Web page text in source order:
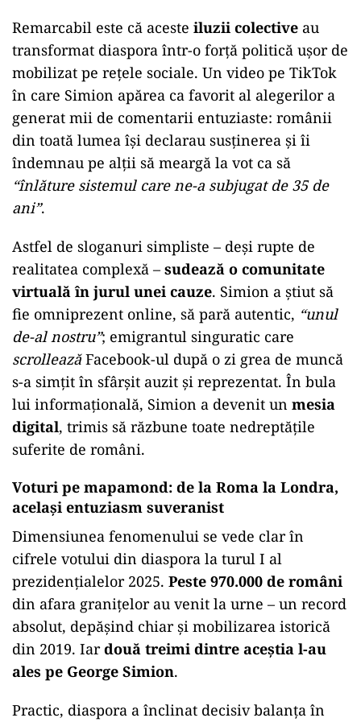
Remarcabil este că aceste iluzii colective au
transformat diaspora într-o forță politică ușor de
mobilizat pe rețele sociale. Un video pe TikTok
în care Simion apărea ca favorit al alegerilor a
generat mii de comentarii entuziaste: românii
din toată lumea își declarau susținerea și îi
îndemnau pe alții să meargă la vot ca să
“înlăture sistemul care ne-a subjugat de 35 de
ani”.
Astfel de sloganuri simpliste – deși rupte de
realitatea complexă – sudează o comunitate
virtuală în jurul unei cauze. Simion a știut să
fie omniprezent online, să pară autentic, “unul
de-al nostru”; emigrantul singuratic care
scrolleazăFacebook-ul după o zi grea de muncă
s-a simțit în sfârșit auzit și reprezentat. În bula
lui informațională, Simion a devenit un mesia
digital, trimis să răzbune toate nedreptățile
suferite de români.
Voturi pe mapamond: de la Roma la Londra,
același entuziasm suveranist
Dimensiunea fenomenului se vede clar în
cifrele votului din diaspora la turul I al
prezidențialelor 2025. Peste 970.000 de români
din afara granițelor au venit la urne – un record
absolut, depășind chiar și mobilizarea istorică
din 2019. Iardouă treimi dintre aceștia l-au
ales pe George Simion.
Practic, diaspora a înclinat decisiv balanța în